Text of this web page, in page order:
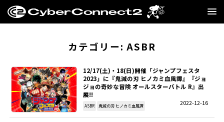
MANGA・NOVEL
FILM
CC2STORE
カテゴリー:ASBR
12/17(土)・18(日)開催「ジャンプフェスタ
2023」に『鬼滅の刃 ヒノカミ血風譚』『ジョ
ジョの奇妙な冒険 オールスターバトル R』出
展!!
2022-12-16
ASBR 鬼滅の刃 ヒノカミ血風譚